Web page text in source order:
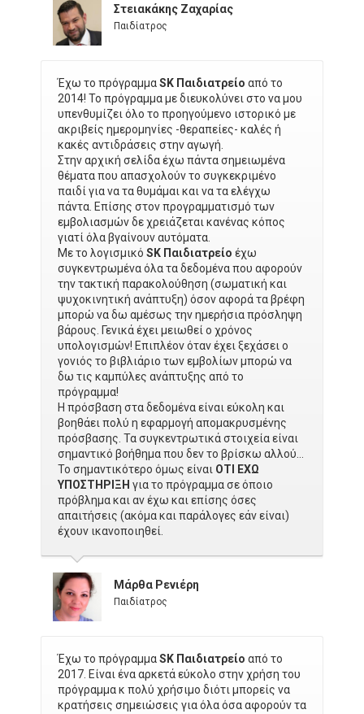
Στειακάκης Ζαχαρίας
Παιδίατρος
Έχω το πρόγραμμαSK Παιδιατρείο από το
2014! Το πρόγραμμα με διευκολύνει στο να μου
υπενθυμίζει όλο το προηγούμενο ιστορικό με
ακριβείς ημερομηνίες -θεραπείες- καλές ή
κακές αντιδράσεις στην αγωγή.
Στην αρχική σελίδα έχω πάντα σημειωμένα
θέματα που απασχολούν το συγκεκριμένο
παιδί για να τα θυμάμαι και να τα ελέγχω
πάντα. Επίσης στον προγραμματισμό των
εμβολιασμών δε χρειάζεται κανένας κόπος
γιατί όλα βγαίνουν αυτόματα.
Με το λογισμικό SK Παιδιατρείο έχω
συγκεντρωμένα όλα τα δεδομένα που αφορούν
την τακτική παρακολούθηση (σωματική και
ψυχοκινητική ανάπτυξη) όσον αφορά τα βρέφη
μπορώ να δω αμέσως την ημερήσια πρόσληψη
βάρους. Γενικά έχει μειωθεί ο χρόνος
υπολογισμών! Επιπλέον όταν έχει ξεχάσει ο
γονιός το βιβλιάριο των εμβολίων μπορώ να
δω τις καμπύλες ανάπτυξης από το
πρόγραμμα!
Η πρόσβαση στα δεδομένα είναι εύκολη και
βοηθάει πολύ η εφαρμογή απομακρυσμένης
πρόσβασης. Τα συγκεντρωτικά στοιχεία είναι
σημαντικό βοήθημα που δεν το βρίσκω αλλού…
Το σημαντικότερο όμως είναι ΟΤΙ ΕΧΩ
ΥΠΟΣΤΗΡΙΞΗ για το πρόγραμμα σε όποιο
πρόβλημα και αν έχω και επίσης όσες
απαιτήσεις (ακόμα και παράλογες εάν είναι)
έχουν ικανοποιηθεί.
Μάρθα Ρενιέρη
Παιδίατρος
Έχω το πρόγραμμαSK Παιδιατρείο από το
2017. Είναι ένα αρκετά εύκολο στην χρήση του
πρόγραμμα κ πολύ χρήσιμο διότι μπορείς να
κρατήσεις σημειώσεις για όλα όσα αφορούν τα